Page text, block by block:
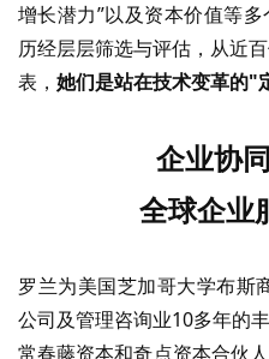
增长潜力”以及资本价值等多
历经层层筛选与评估，从近
表， 她们是站在技术变革的"
企业协同
全球企业
罗兰为美国芝加哥大学布斯
公司及管理咨询业10多年的
常春藤资本和奇点资本合伙